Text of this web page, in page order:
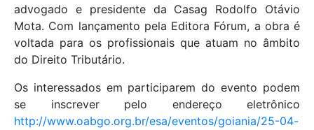
advogado e presidente da Casag Rodolfo Otávio
Mota. Com lançamento pela Editora Fórum, a obra é
voltada para os profissionais que atuam no âmbito
do Direito Tributário.
Os interessados em participarem do evento podem
se inscrever pelo endereço eletrônico
http://www.oabgo.org.br/esa/eventos/goiania/25-04-